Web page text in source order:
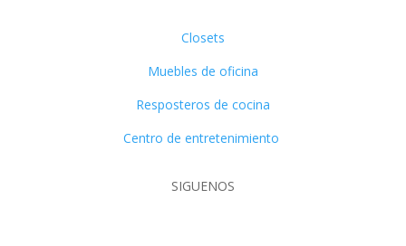
Closets
Muebles de oficina
Resposteros de cocina
Centro de entretenimiento
SIGUENOS